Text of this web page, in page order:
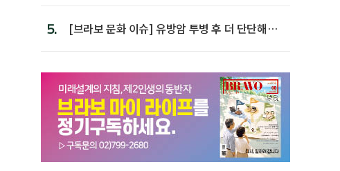
5.
[브라보 문화 이슈] 유방암 투병 후 더 단단해진